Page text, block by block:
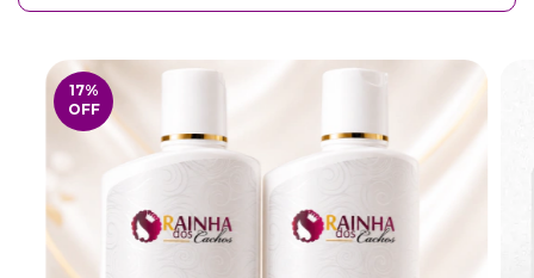
17%
OFF